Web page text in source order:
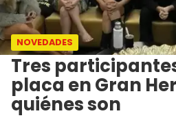
NOVEDADES
Tres
placa en Gran
quiénes son